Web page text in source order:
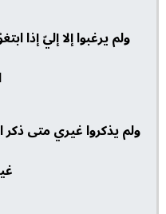
ولم يرغبوا إلا إليّ إذا
ولم يذكروا غيري متى